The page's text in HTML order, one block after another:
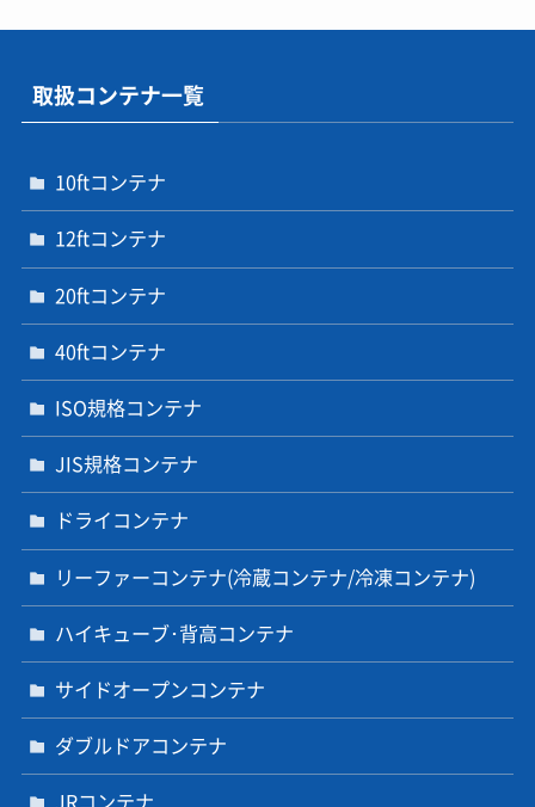
取扱コンテナ一覧
10ftコンテナ
12ftコンテナ
20ftコンテナ
40ftコンテナ
ISO規格コンテナ
JIS規格コンテナ
ドライコンテナ
リーファーコンテナ(冷蔵コンテナ/冷凍コンテナ)
ハイキューブ･背高コンテナ
サイドオープンコンテナ
ダブルドアコンテナ
JRコンテナ